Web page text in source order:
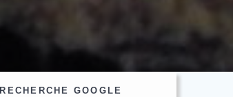
RECHERCHE GOOGLE